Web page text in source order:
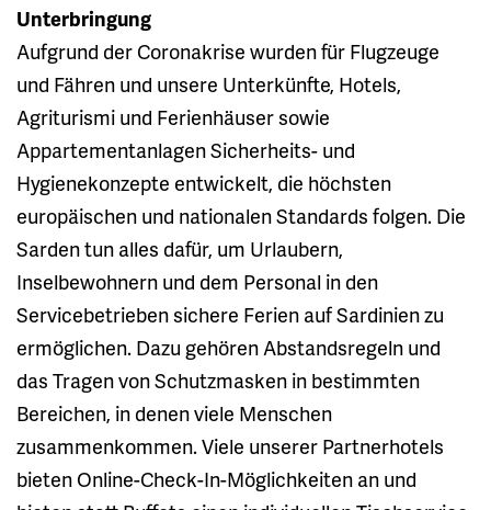
Unterbringung
Aufgrund der Coronakrise wurden für Flugzeuge
und Fähren und unsere Unterkünfte, Hotels,
Agriturismi und Ferienhäuser sowie
Appartementanlagen Sicherheits- und
Hygienekonzepte entwickelt, die höchsten
europäischen und nationalen Standards folgen. Die
Sarden tun alles dafür, um Urlaubern,
Inselbewohnern und dem Personal in den
Servicebetrieben sichere Ferien auf Sardinien zu
ermöglichen. Dazu gehören Abstandsregeln und
das Tragen von Schutzmasken in bestimmten
Bereichen, in denen viele Menschen
zusammenkommen. Viele unserer Partnerhotels
bieten Online-Check-In-Möglichkeiten an und